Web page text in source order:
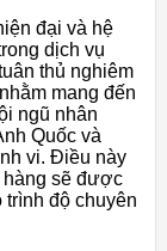
đại và hệ
dịch vụ
thủ nghiêm
mang đến
ngũ nhân
Quốc và
vi. Điều này
hàng sẽ được
độ chuyên